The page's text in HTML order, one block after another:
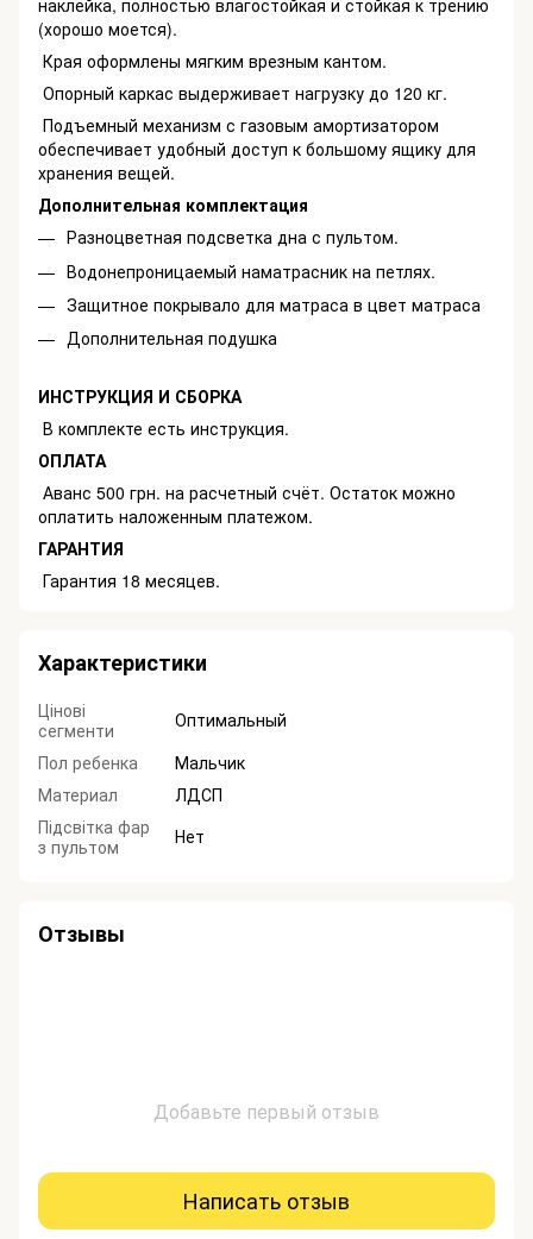
наклейка, полностью влагостойкая и стойкая к трению
(хорошо моется).
Края оформлены мягким врезным кантом.
Опорный каркас выдерживает нагрузку до 120 кг.
Подъемный механизм с газовым амортизатором
обеспечивает удобный доступ к большому ящику для
хранения вещей.
Дополнительная комплектация
Разноцветная подсветка дна с пультом.
Водонепроницаемый наматрасник на петлях.
Защитное покрывало для матраса в цвет матраса
Дополнительная подушка
ИНСТРУКЦИЯ И СБОРКА
В комплекте есть инструкция.
ОПЛАТА
Аванс 500 грн. на расчетный счёт. Остаток можно
оплатить наложенным платежом.
ГАРАНТИЯ
Гарантия 18 месяцев.
Характеристики
Цінові
сегменти
Оптимальный
Пол ребенка
Мальчик
Материал
ЛДСП
Підсвітка фар
з пультом
Нет
Отзывы
Добавьте первый отзыв
Написать отзыв